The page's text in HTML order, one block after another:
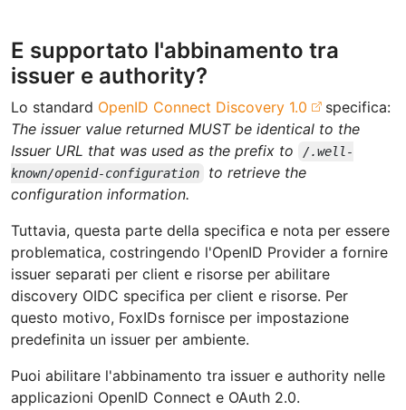
E supportato l'abbinamento tra
issuer e authority?
Lo standard OpenID Connect Discovery 1.0
specifica:
The issuer value returned MUST be identical to the
Issuer URL that was used as the prefix to
/.well-
known/openid-configuration
to retrieve the
configuration information.
Tuttavia, questa parte della specifica e nota per essere
problematica, costringendo l'OpenID Provider a fornire
issuer separati per client e risorse per abilitare
discovery OIDC specifica per client e risorse. Per
questo motivo, FoxIDs fornisce per impostazione
predefinita un issuer per ambiente.
Puoi abilitare l'abbinamento tra issuer e authority nelle
applicazioni OpenID Connect e OAuth 2.0.